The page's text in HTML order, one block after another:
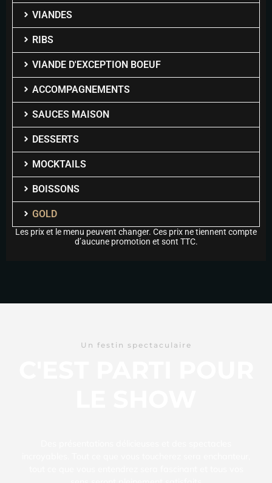
VIANDES
RIBS
VIANDE D'EXCEPTION BOEUF
ACCOMPAGNEMENTS
SAUCES MAISON
DESSERTS
MOCKTAILS
BOISSONS
GOLD
Les prix et le menu peuvent changer. Ces prix ne tiennent compte
d’aucune promotion et sont TTC.
Un festin spectaculaire